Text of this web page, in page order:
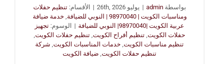
بواسطةadmin
| يوليو 26th, 2026 | الأقسام:تنظيم حفلات
ومناسبات الكويت | 98970040 | النوبي للضيافة
خدمة ضيافة
عربية الكويت |98970040| النوبي للضيافة
| الوسوم: تجهيز
حفلات الكويت تنظيم أفراح الكويت تنظيم حفلات الكويت
تنظيم مناسبات الكويت خدمات المناسبات الكويت شركة
تنظيم حفلات الكويت ضيافة الكويت